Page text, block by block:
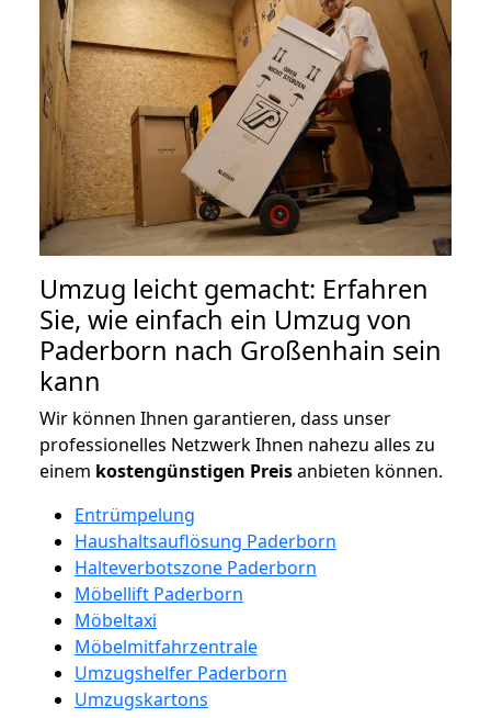
Umzug leicht gemacht: Erfahren
Sie, wie einfach ein Umzug von
Paderborn nach Großenhain sein
kann
Wir können Ihnen garantieren, dass unser
professionelles Netzwerk Ihnen nahezu alles zu
einem kostengünstigen Preisanbieten können.
Entrümpelung
Haushaltsauflösung Paderborn
Halteverbotszone Paderborn
Möbellift Paderborn
Möbeltaxi
Möbelmitfahrzentrale
Umzugshelfer Paderborn
Umzugskartons